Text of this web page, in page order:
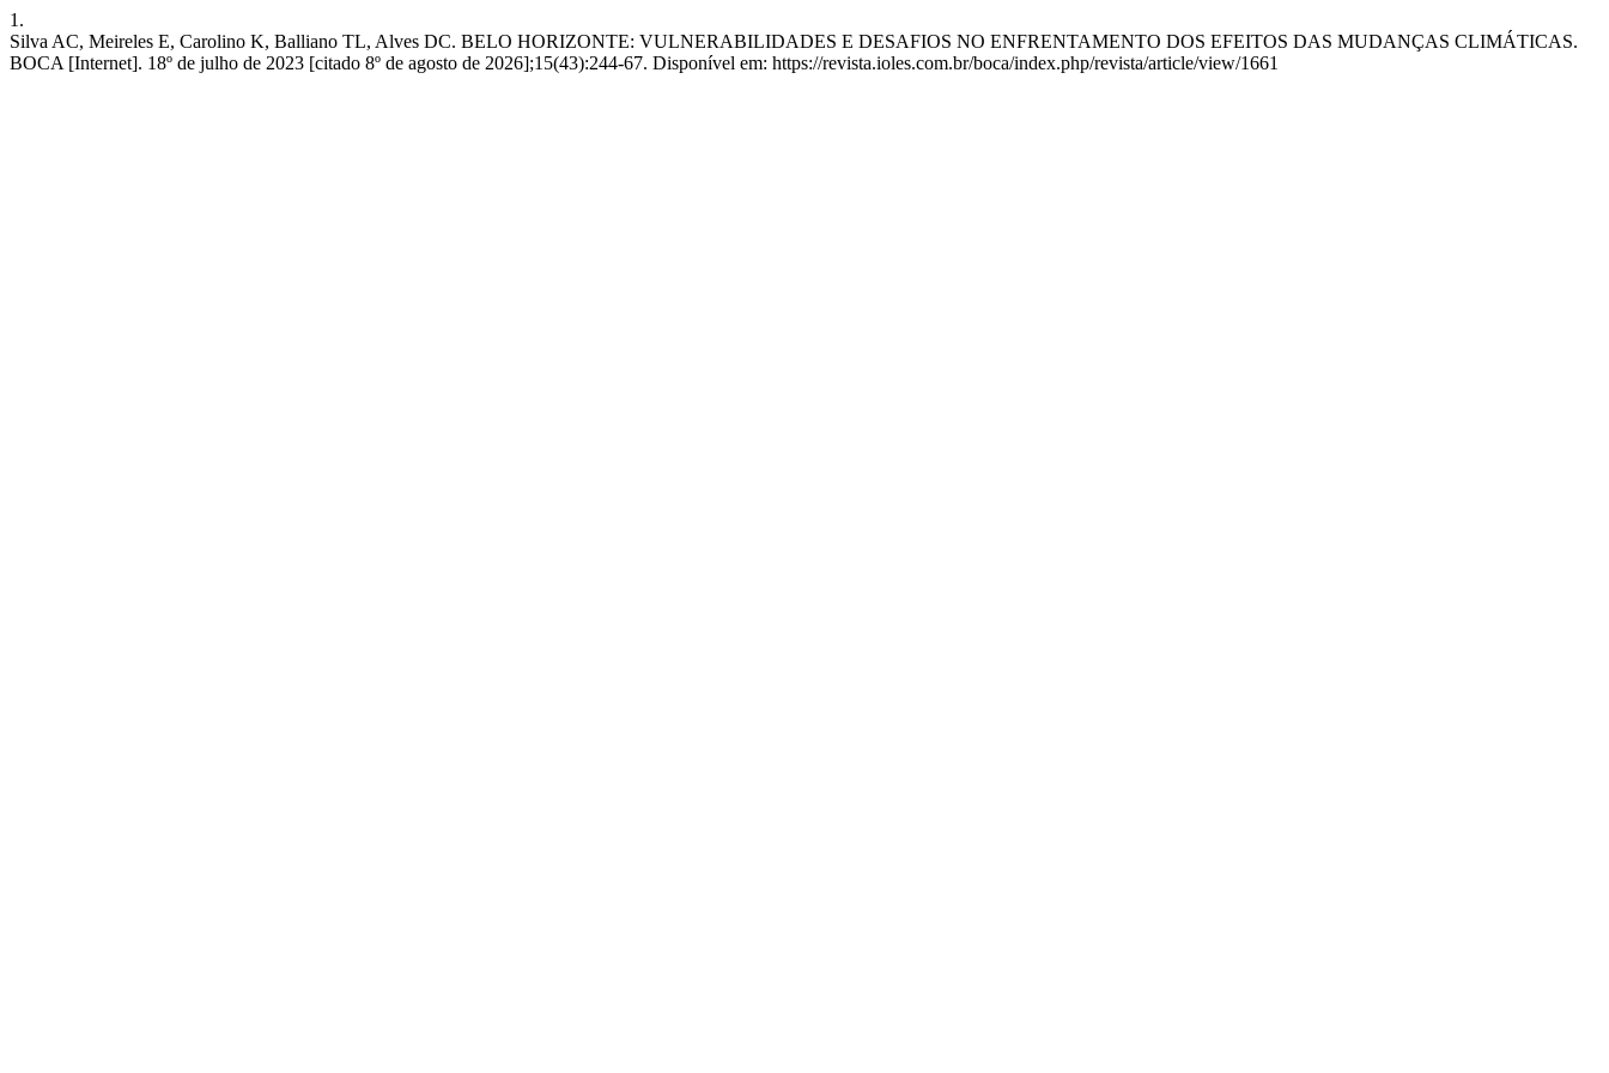
1.
Silva AC, Meireles E, Carolino K, Balliano TL, Alves DC. BELO HORIZONTE: VULNERABILIDADES E DESAFIOS NO ENFRENTAMENTO DOS EFEITOS DAS MUDANÇAS CLIMÁTICAS.
BOCA [Internet]. 18º de julho de 2023 [citado 8º de agosto de 2026];15(43):244-67. Disponível em: https://revista.ioles.com.br/boca/index.php/revista/article/view/1661